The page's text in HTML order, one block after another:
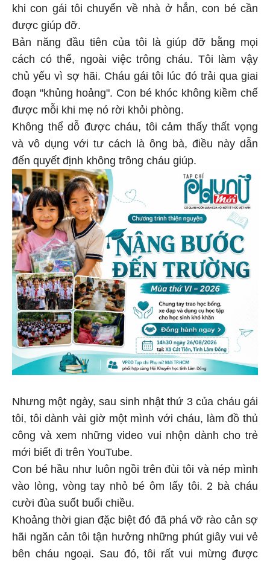
khi con gái tôi chuyển về nhà ở hẳn, con bé cần
được giúp đỡ.
Bản năng đầu tiên của tôi là giúp đỡ bằng mọi
cách có thể, ngoài việc trông cháu. Tôi làm vậy
chủ yếu vì sợ hãi. Cháu gái tôi lúc đó trải qua giai
đoạn "khủng hoảng". Con bé khóc không kiềm chế
được mỗi khi mẹ nó rời khỏi phòng.
Không thể dỗ được cháu, tôi cảm thấy thất vọng
và vô dụng với tư cách là ông bà, điều này dẫn
đến quyết định không trông cháu giúp.
Nhưng một ngày, sau sinh nhật thứ 3 của cháu gái
tôi, tôi dành vài giờ một mình với cháu, làm đồ thủ
công và xem những video vui nhộn dành cho trẻ
mới biết đi trên YouTube.
Con bé hầu như luôn ngồi trên đùi tôi và nép mình
vào lòng, vòng tay nhỏ bé ôm lấy tôi. 2 bà cháu
cười đùa suốt buổi chiều.
Khoảng thời gian đặc biệt đó đã phá vỡ rào cản sợ
hãi ngăn cản tôi tận hưởng những phút giây vui vẻ
bên cháu ngoại. Sau đó, tôi rất vui mừng được